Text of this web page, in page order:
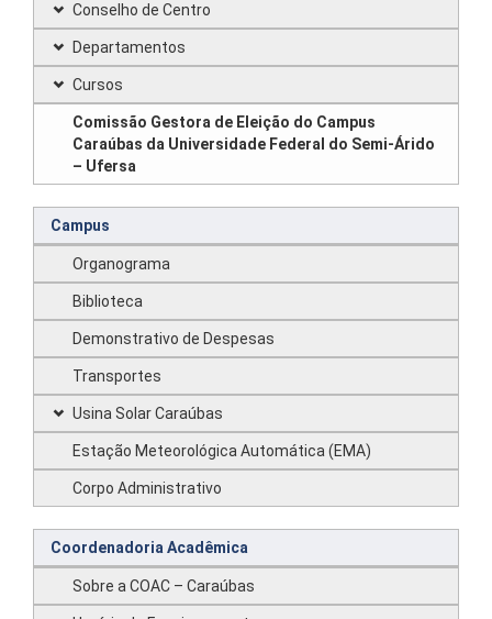
Conselho de Centro
Departamentos
Cursos
Comissão Gestora de Eleição do Campus
Caraúbas da Universidade Federal do Semi-Árido
– Ufersa
Campus
Organograma
Biblioteca
Demonstrativo de Despesas
Transportes
Usina Solar Caraúbas
Estação Meteorológica Automática (EMA)
Corpo Administrativo
Coordenadoria Acadêmica
Sobre a COAC – Caraúbas